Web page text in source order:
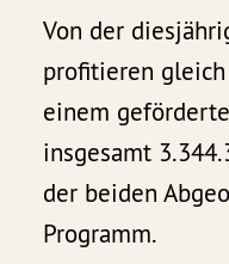
Von der
profitieren
einem
insgesamt
der beiden
Programm.